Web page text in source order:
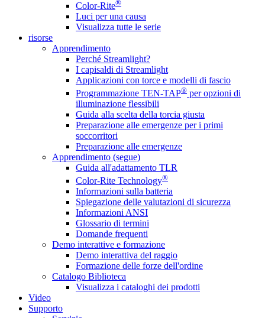
Color-Rite®
Luci per una causa
Visualizza tutte le serie
risorse
Apprendimento
Perché Streamlight?
I capisaldi di Streamlight
Applicazioni con torce e modelli di fascio
Programmazione TEN-TAP® per opzioni di
illuminazione flessibili
Guida alla scelta della torcia giusta
Preparazione alle emergenze per i primi
soccorritori
Preparazione alle emergenze
Apprendimento (segue)
Guida all'adattamento TLR
Color-Rite Technology®
Informazioni sulla batteria
Spiegazione delle valutazioni di sicurezza
Informazioni ANSI
Glossario di termini
Domande frequenti
Demo interattive e formazione
Demo interattiva del raggio
Formazione delle forze dell'ordine
Catalogo Biblioteca
Visualizza i cataloghi dei prodotti
Video
Supporto